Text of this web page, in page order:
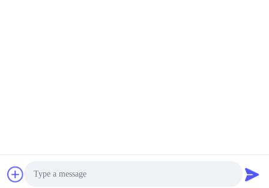
© 2019-2026 Chengdu Chelation Biology Technology Co., Ltd.
Allemaal. Alle rechten voorbehouden.